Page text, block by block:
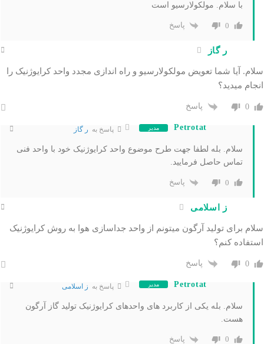
با سلام. مولکولارسیو است
0 پاسخ
ر گاز
سلام. آیا شما تعویض مولکولارسیو و راه اندازی مجدد واحد کرایوژنیک را
انجام میدید؟
0 پاسخ
Petrotat مدیر پاسخ به ر گاز
سلام. بله لطفا جهت طرح موضوع واحد کرایوژنیک خود با واحد فنی
تماس حاصل فرمایید.
0 پاسخ
ز اسلامی
سلام برای تولید آرگون میتونم از واحد جداسازی هوا به روش کرایوژنیک
استفاده کنم؟
0 پاسخ
Petrotat مدیر پاسخ به ز اسلامی
سلام. بله یکی از کاربرد های واحدهای کرایوژنیک تولید گاز آرگون
هست.
0 پاسخ